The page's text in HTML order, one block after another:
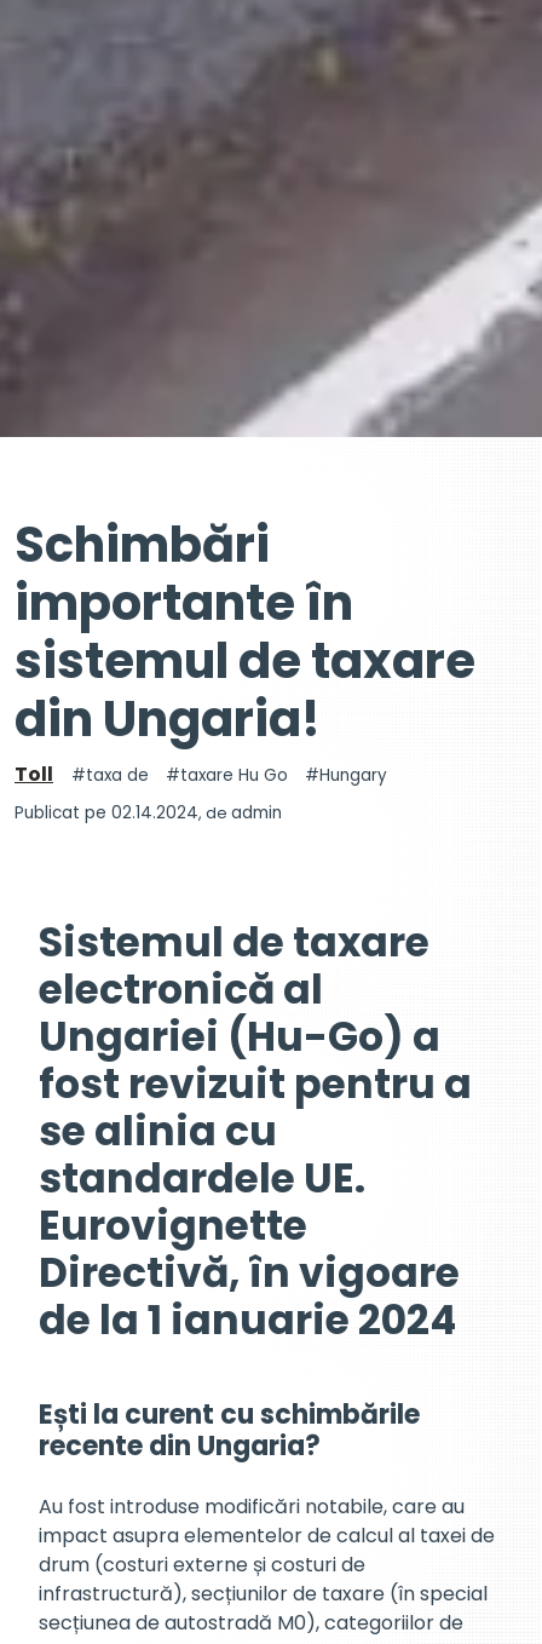
Schimbări
importante în
sistemul de taxare
din Ungaria!
Toll taxa de taxare Hu Go
Hungary
Publicat pe 02.14.2024, de admin
Sistemul de taxare
electronică al
Ungariei (Hu-Go) a
fost revizuit pentru a
se alinia cu
standardele UE.
Eurovignette
Directivă, în vigoare
de la 1 ianuarie 2024
Ești la curent cu schimbările
recente din Ungaria?
Au fost introduse modificări notabile, care au
impact asupra elementelor de calcul al taxei de
drum (costuri externe și costuri de
infrastructură), secțiunilor de taxare (în special
secțiunea de autostradă M0), categoriilor de